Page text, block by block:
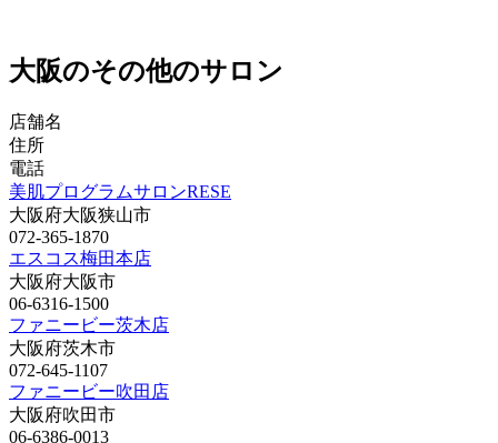
大阪のその他のサロン
店舗名
住所
電話
美肌プログラムサロンRESE
大阪府大阪狭山市
072-365-1870
エスコス梅田本店
大阪府大阪市
06-6316-1500
ファニービー茨木店
大阪府茨木市
072-645-1107
ファニービー吹田店
大阪府吹田市
06-6386-0013